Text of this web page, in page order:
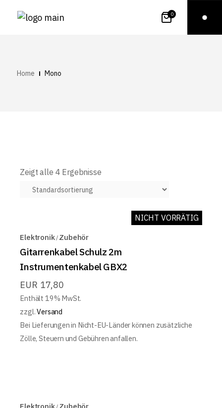
0
Home Mono
Zeigt alle 4 Ergebnisse
NICHT VORRÄTIG
Elektronik Zubehör
Gitarrenkabel Schulz 2m
Instrumentenkabel GBX2
EUR 17,80
Enthält 19% MwSt.
zzgl.Versand
Bei Lieferungen in Nicht-EU-Länder können zusätzliche
Zölle, Steuern und Gebühren anfallen.